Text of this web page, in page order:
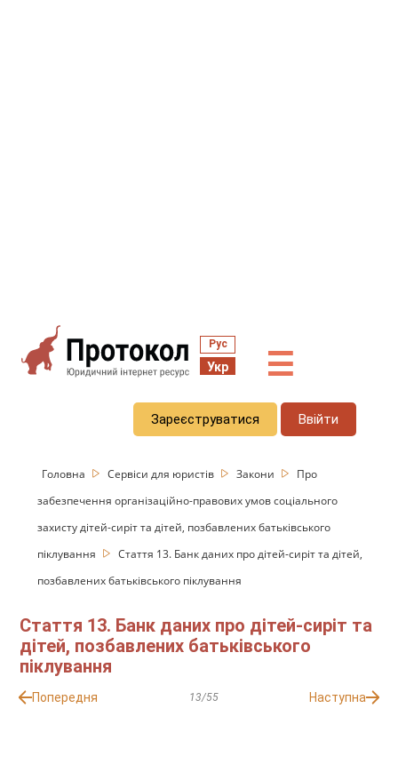
Рус
Укр ☰
Зареєструватися Ввійти
Головна Сервіси для юристів Закони
Про
забезпечення організаційно-правових умов соціального
захисту дітей-сиріт та дітей, позбавлених батьківського
піклування
Стаття 13. Банк даних про дітей-сиріт та дітей,
позбавлених батьківського піклування
Стаття 13. Банк даних про дітей-сиріт та
дітей, позбавлених батьківського
піклування
Попередня 13/55 Наступна